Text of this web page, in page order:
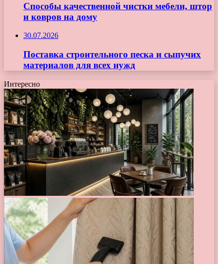
Способы качественной чистки мебели, штор
и ковров на дому
30.07.2026
Поставка строительного песка и сыпучих
материалов для всех нужд
Интересно